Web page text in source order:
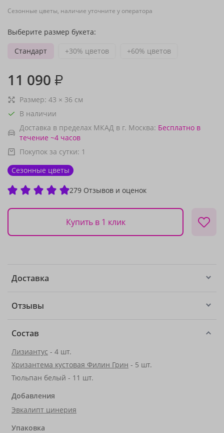
Сезонные цветы, наличие уточните у оператора
Выберите размер букета:
Стандарт
+30% цветов +60% цветов
11 090 ₽
Размер: 43 × 36 см
В наличии
Доставка в пределах МКАД в г. Москва: Бесплатно в
течение ~4 часов
Покупок за сутки: 1
Сезонные цветы
279 Отзывов и оценок
Купить в 1 клик
Доставка
Отзывы
Состав
Лизиантус - 4 шт.
Хризантема кустовая Филин Грин - 5 шт.
Тюльпан белый - 11 шт.
Добавления
Эвкалипт цинерия
Упаковка